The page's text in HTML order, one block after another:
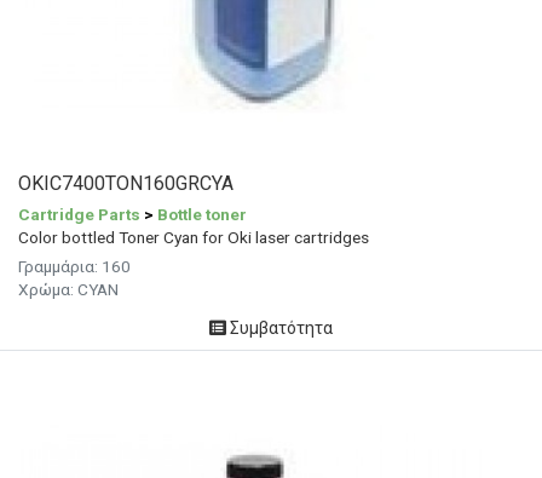
OKIC7400TON160GRCYA
Cartridge Parts > Bottle toner
Color bottled Toner Cyan for Oki laser cartridges
Γραμμάρια: 160
Χρώμα: CYAN
Συμβατότητα